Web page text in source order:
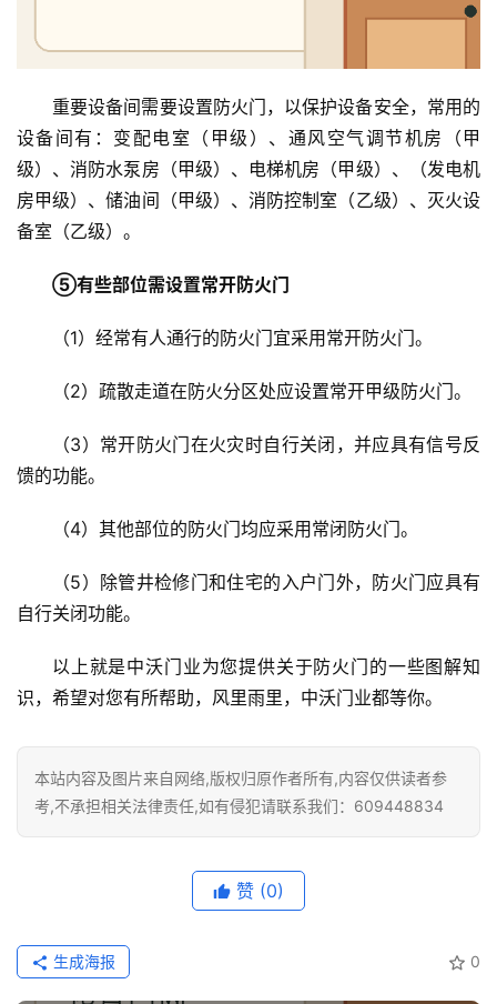
重要设备间需要设置防火门，以保护设备安全，常用的
设备间有：变配电室（甲级）、通风空气调节机房（甲
级）、消防水泵房（甲级）、电梯机房（甲级）、（发电机
房甲级）、储油间（甲级）、消防控制室（乙级）、灭火设
备室（乙级）。
⑤有些部位需设置常开防火门
（1）经常有人通行的防火门宜采用常开防火门。
（2）疏散走道在防火分区处应设置常开甲级防火门。
（3）常开防火门在火灾时自行关闭，并应具有信号反
馈的功能。
（4）其他部位的防火门均应采用常闭防火门。
（5）除管井检修门和住宅的入户门外，防火门应具有
自行关闭功能。
以上就是中沃门业为您提供关于防火门的一些图解知
识，希望对您有所帮助，风里雨里，中沃门业都等你。
本站内容及图片来自网络,版权归原作者所有,内容仅供读者参
考,不承担相关法律责任,如有侵犯请联系我们：609448834
赞 (0)
0
生成海报